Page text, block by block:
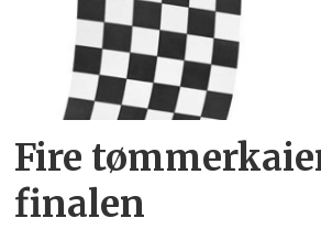
Fire
finalen